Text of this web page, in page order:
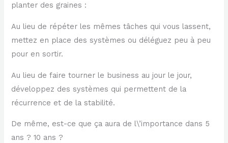
planter des graines :
Au lieu de répéter les mêmes tâches qui vous lassent,
mettez en place des systèmes ou déléguez peu à peu
pour en sortir.
Au lieu de faire tourner le business au jour le jour,
développez des systèmes qui permettent de la
récurrence et de la stabilité.
De même, est-ce que ça aura de l\’importance dans 5
ans ? 10 ans ?